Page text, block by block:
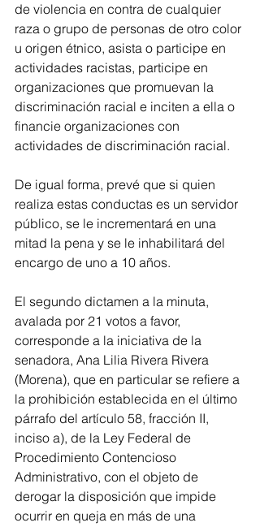
de violencia en contra de cualquier
raza o grupo de personas de otro color
u origen étnico, asista o participe en
actividades racistas, participe en
organizaciones que promuevan la
discriminación racial e inciten a ella o
financie organizaciones con
actividades de discriminación racial.
De igual forma, prevé que si quien
realiza estas conductas es un servidor
público, se le incrementará en una
mitad la pena y se le inhabilitará del
encargo de uno a 10 años.
El segundo dictamen a la minuta,
avalada por 21 votos a favor,
corresponde a la iniciativa de la
senadora, Ana Lilia Rivera Rivera
(Morena), que en particular se refiere a
la prohibición establecida en el último
párrafo del artículo 58, fracción II,
inciso a), de la Ley Federal de
Procedimiento Contencioso
Administrativo, con el objeto de
derogar la disposición que impide
ocurrir en queja en más de una